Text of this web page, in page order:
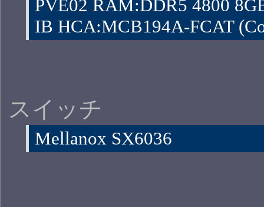
PVE02 RAM:DDR5 4800
IB HCA:MCB194A-FCAT
スイッチ
Mellanox SX6036